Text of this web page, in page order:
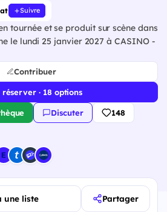
Suivre
tournée et se produit sur scène dans
le lundi 25 janvier 2027 à CASINO -
Contribuer
réserver · 18 options
Discuter 148
une liste Partager